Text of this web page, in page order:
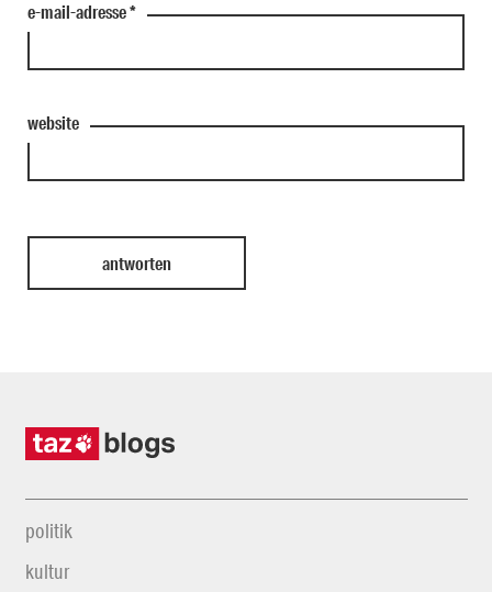
e-mail-adresse*
website
politik
kultur